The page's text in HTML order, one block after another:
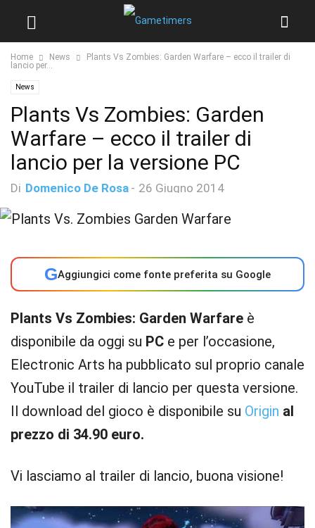
Home News
Plants Vs Zombies: Garden Warfare – ecco il trailer di
lancio per...
News
Plants Vs Zombies: Garden
Warfare – ecco il trailer di
lancio per la versione PC
Di Domenico De Rosa - 26 Giugno 2014
GAggiungici come fonte preferita su Google
Plants Vs Zombies: Garden Warfare è
disponibile da oggi su PC e per l’occasione,
Electronic Arts ha pubblicato sul proprio canale
YouTube il trailer di lancio per questa versione.
Il download del gioco è disponibile su Origin al
prezzo di 34.90 euro.
Vi lasciamo al trailer di lancio, buona visione!